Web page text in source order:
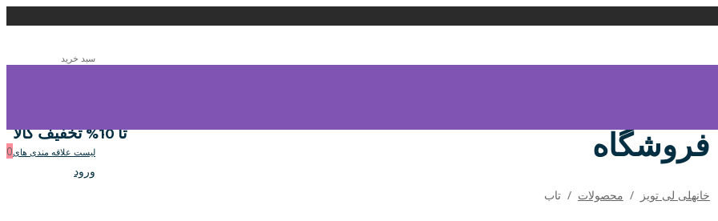
سبد خرید
لیست علاقه مندی های0
ورود
تا 10% تخفیف کالا فروشگاه
خانهلی لی تویز / محصولات / تاب